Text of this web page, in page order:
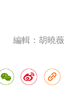
編輯：胡曉薇